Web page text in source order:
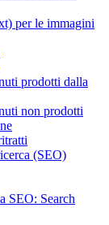
per le immagini
prodotti dalla
non prodotti
(SEO)
SEO: Search